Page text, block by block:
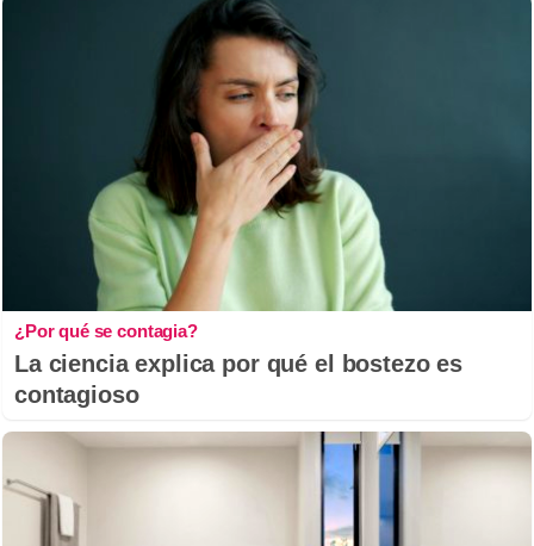
¿Por qué se contagia?
La ciencia explica por qué el bostezo es
contagioso